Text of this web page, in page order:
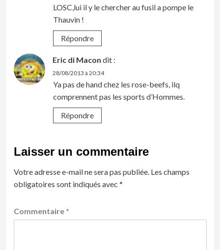
LOSC,lui il y le chercher au fusil a pompe le
Thauvin !
Répondre
Eric di Macon dit :
28/08/2013 à 20:34
Ya pas de hand chez les rose-beefs, ilq
comprennent pas les sports d’Hommes.
Répondre
Laisser un commentaire
Votre adresse e-mail ne sera pas publiée. Les champs
obligatoires sont indiqués avec *
Commentaire *